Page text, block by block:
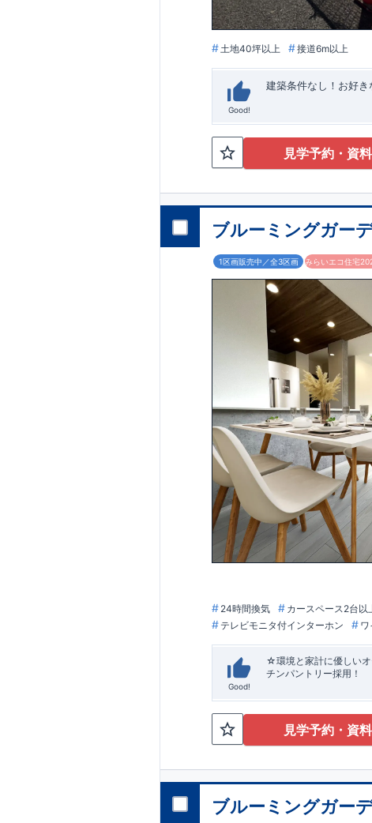
がございます。もちろ
土地40坪以上 接道6m以上
Good!
建築条件なし！​お好き
見学予約・資
ブルーミングガー
1区画販売中／全3区画 みらいエコ住宅
24時間換気 カースペース2台以
テレビモニタ付インターホン
Good!
☆環境と家計に優しい
チンパントリー採用！
見学予約・資
ブルーミングガー